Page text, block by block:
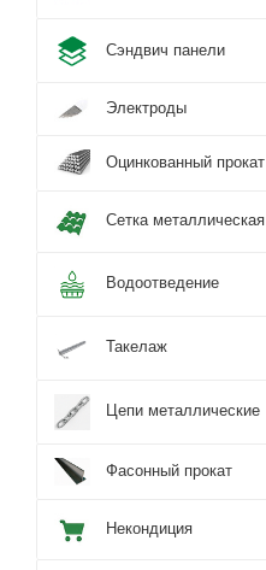
Сэндвич панели
Электроды
Оцинкованный прокат
Сетка металлическая
Водоотведение
Такелаж
Цепи металлические
Фасонный прокат
Некондиция